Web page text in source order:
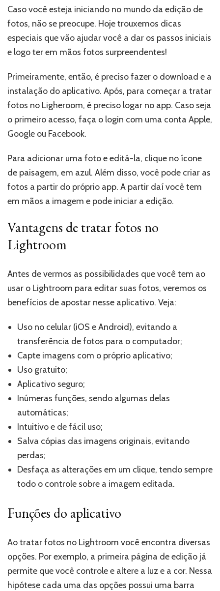
Caso você esteja iniciando no mundo da edição de
fotos, não se preocupe. Hoje trouxemos dicas
especiais que vão ajudar você a dar os passos iniciais
e logo ter em mãos fotos surpreendentes!
Primeiramente, então, é preciso fazer o download e a
instalação do aplicativo. Após, para começar a tratar
fotos no Ligheroom, é preciso logar no app. Caso seja
o primeiro acesso, faça o login com uma conta Apple,
Google ou Facebook.
Para adicionar uma foto e editá-la, clique no ícone
de paisagem, em azul. Além disso, você pode criar as
fotos a partir do próprio app. A partir daí você tem
em mãos a imagem e pode iniciar a edição.
Vantagens de tratar fotos no
Lightroom
Antes de vermos as possibilidades que você tem ao
usar o Lightroom para editar suas fotos, veremos os
benefícios de apostar nesse aplicativo. Veja:
Uso no celular (iOS e Android), evitando a
transferência de fotos para o computador;
Capte imagens com o próprio aplicativo;
Uso gratuito;
Aplicativo seguro;
Inúmeras funções, sendo algumas delas
automáticas;
Intuitivo e de fácil uso;
Salva cópias das imagens originais, evitando
perdas;
Desfaça as alterações em um clique, tendo sempre
todo o controle sobre a imagem editada.
Funções do aplicativo
Ao tratar fotos no Lightroom você encontra diversas
opções. Por exemplo, a primeira página de edição já
permite que você controle e altere a luz e a cor. Nessa
hipótese cada uma das opções possui uma barra